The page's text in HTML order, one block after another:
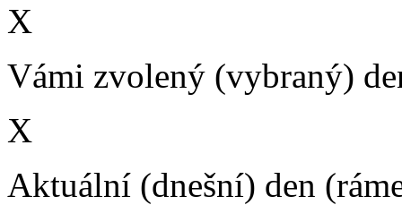
X
Vámi zvolený (vybraný)
X
Aktuální (dnešní) den